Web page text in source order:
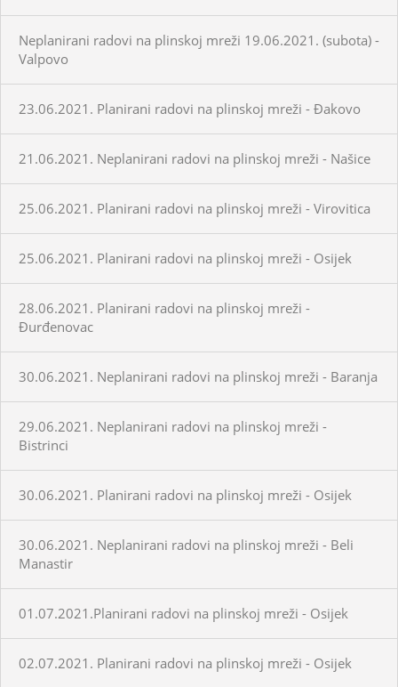
Neplanirani radovi na plinskoj mreži 19.06.2021. (subota) -
Valpovo
23.06.2021. Planirani radovi na plinskoj mreži - Đakovo
21.06.2021. Neplanirani radovi na plinskoj mreži - Našice
25.06.2021. Planirani radovi na plinskoj mreži - Virovitica
25.06.2021. Planirani radovi na plinskoj mreži - Osijek
28.06.2021. Planirani radovi na plinskoj mreži -
Đurđenovac
30.06.2021. Neplanirani radovi na plinskoj mreži - Baranja
29.06.2021. Neplanirani radovi na plinskoj mreži -
Bistrinci
30.06.2021. Planirani radovi na plinskoj mreži - Osijek
30.06.2021. Neplanirani radovi na plinskoj mreži - Beli
Manastir
01.07.2021.Planirani radovi na plinskoj mreži - Osijek
02.07.2021. Planirani radovi na plinskoj mreži - Osijek